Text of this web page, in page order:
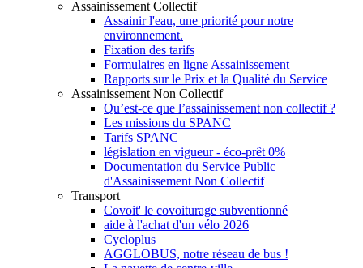
Assainissement Collectif
Assainir l'eau, une priorité pour notre
environnement.
Fixation des tarifs
Formulaires en ligne Assainissement
Rapports sur le Prix et la Qualité du Service
Assainissement Non Collectif
Qu’est-ce que l’assainissement non collectif ?
Les missions du SPANC
Tarifs SPANC
législation en vigueur - éco-prêt 0%
Documentation du Service Public
d'Assainissement Non Collectif
Transport
Covoit' le covoiturage subventionné
aide à l'achat d'un vélo 2026
Cycloplus
AGGLOBUS, notre réseau de bus !